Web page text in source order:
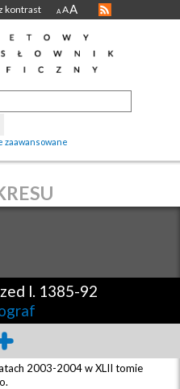
kontrast A AA
zaawansowane
l. 1385-92
2003-2004 w XLII tomie